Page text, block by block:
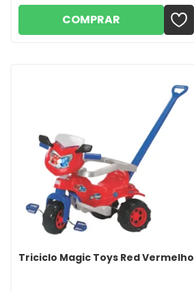
COMPRAR
Triciclo Magic Toys Red Vermelho